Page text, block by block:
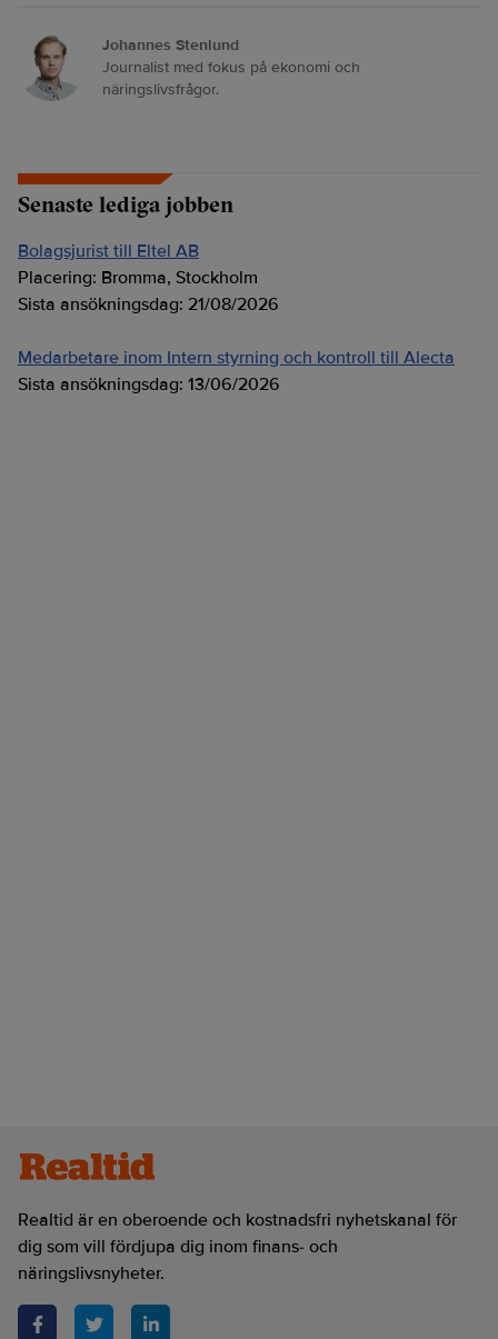
Johannes Stenlund
Journalist med fokus på ekonomi och
näringslivsfrågor.
Senaste lediga jobben
Bolagsjurist till Eltel AB
Placering: Bromma, Stockholm
Sista ansökningsdag: 21/08/2026
Medarbetare inom Intern styrning och kontroll till Alecta
Sista ansökningsdag: 13/06/2026
Realtid är en oberoende och kostnadsfri nyhetskanal för
dig som vill fördjupa dig inom finans- och
näringslivsnyheter.